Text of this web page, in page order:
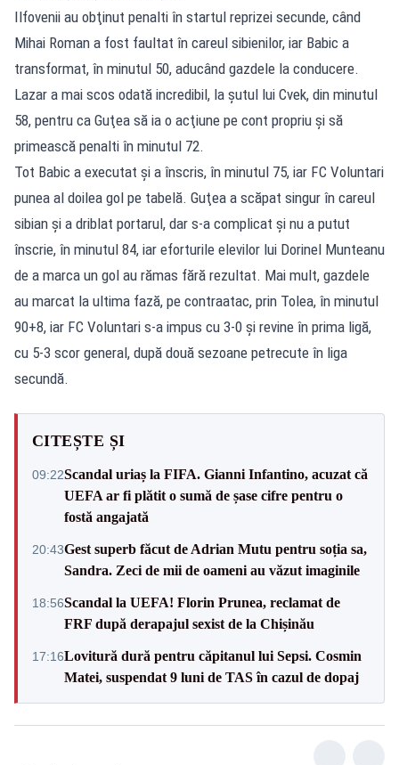
Ilfovenii au obţinut penalti în startul reprizei secunde, când
Mihai Roman a fost faultat în careul sibienilor, iar Babic a
transformat, în minutul 50, aducând gazdele la conducere.
Lazar a mai scos odată incredibil, la şutul lui Cvek, din minutul
58, pentru ca Guţea să ia o acţiune pe cont propriu şi să
primească penalti în minutul 72.
Tot Babic a executat şi a înscris, în minutul 75, iar FC Voluntari
punea al doilea gol pe tabelă. Guţea a scăpat singur în careul
sibian şi a driblat portarul, dar s-a complicat şi nu a putut
înscrie, în minutul 84, iar eforturile elevilor lui Dorinel Munteanu
de a marca un gol au rămas fără rezultat. Mai mult, gazdele
au marcat la ultima fază, pe contraatac, prin Tolea, în minutul
90+8, iar FC Voluntari s-a impus cu 3-0 şi revine în prima ligă,
cu 5-3 scor general, după două sezoane petrecute în liga
secundă.
CITEȘTE ȘI
09:22Scandal uriaș la FIFA. Gianni Infantino, acuzat că
UEFA ar fi plătit o sumă de șase cifre pentru o
fostă angajată
20:43Gest superb făcut de Adrian Mutu pentru soția sa,
Sandra. Zeci de mii de oameni au văzut imaginile
18:56Scandal la UEFA! Florin Prunea, reclamat de
FRF după derapajul sexist de la Chișinău
17:16Lovitură dură pentru căpitanul lui Sepsi. Cosmin
Matei, suspendat 9 luni de TAS în cazul de dopaj